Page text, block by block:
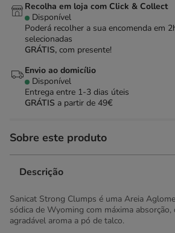
Recolha em loja com Click & Collect
Disponível
Poderá recolher a sua encomenda em
selecionadas
GRÁTIS, com presente!
Envio ao domicílio
Disponível
Entrega entre 1-3 dias úteis
GRÁTIS a partir de 49€
Sobre este produto
Descrição
Sanicat Strong Clumps é uma Areia
sódica de Wyoming com máxima
agradável aroma a pó de talco.